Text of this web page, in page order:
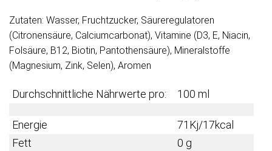
Zutaten: Wasser, Fruchtzucker, Säureregulatoren
(Citronensäure, Calciumcarbonat), Vitamine (D3, E, Niacin,
Folsäure, B12, Biotin, Pantothensäure), Mineralstoffe
(Magnesium, Zink, Selen), Aromen
Durchschnittliche Nährwerte pro: 100 ml
Energie
71Kj/17kcal
Fett
0 g